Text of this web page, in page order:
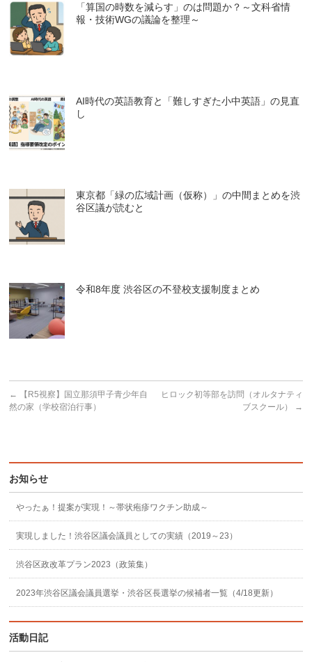
「算国の時数を減らす」のは問題か？～文科省情
報・技術WGの議論を整理～
AI時代の英語教育と「難しすぎた小中英語」の見直
し
東京都「緑の広域計画（仮称）」の中間まとめを渋
谷区議が読むと
令和8年度 渋谷区の不登校支援制度まとめ
←
【R5視察】国立那須甲子青少年自
然の家（学校宿泊行事）
ヒロック初等部を訪問（オルタナティ
ブスクール）
→
お知らせ
やったぁ！提案が実現！～帯状疱疹ワクチン助成～
実現しました！渋谷区議会議員としての実績（2019～23）
渋谷区政改革プラン2023（政策集）
2023年渋谷区議会議員選挙・渋谷区長選挙の候補者一覧（4/18更新）
活動日記